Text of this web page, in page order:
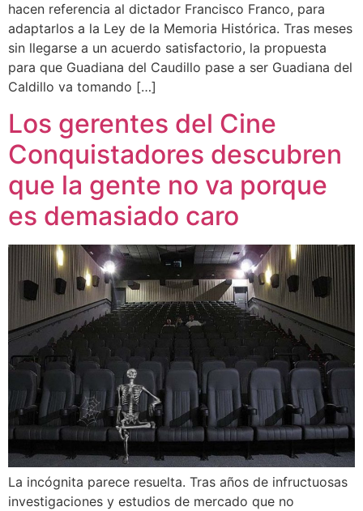
hacen referencia al dictador Francisco Franco, para
adaptarlos a la Ley de la Memoria Histórica. Tras meses
sin llegarse a un acuerdo satisfactorio, la propuesta
para que Guadiana del Caudillo pase a ser Guadiana del
Caldillo va tomando […]
Los gerentes del Cine
Conquistadores descubren
que la gente no va porque
es demasiado caro
La incógnita parece resuelta. Tras años de infructuosas
investigaciones y estudios de mercado que no